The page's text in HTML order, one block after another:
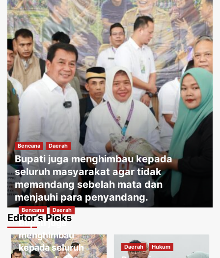
Bencana Daerah
Bupati juga menghimbau kepada
seluruh masyarakat agar tidak
memandang sebelah mata dan
menjauhi para penyandang.
Jakartakoma Agustus 8, 2026
Editor’s Picks
Bencana Daerah
Bupati juga
menghimbau
kepada seluruh
Daerah Hukum
3
Daerah
Warga menguatirkan jika kabel jatuh
ketanah, membahayakan penduduk
sekitar.